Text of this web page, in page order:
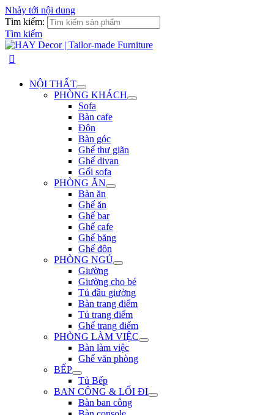
Nhảy tới nội dung
Tìm kiếm:
Tìm kiếm
NỘI THẤT
PHÒNG KHÁCH
Sofa
Bàn cafe
Đôn
Bàn góc
Ghế thư giãn
Ghế divan
Gối sofa
PHÒNG ĂN
Bàn ăn
Ghế ăn
Ghế bar
Ghế cafe
Ghế băng
Ghế đôn
PHÒNG NGỦ
Giường
Giường cho bé
Tủ đầu giường
Bàn trang điểm
Tủ trang điểm
Ghế trang điểm
PHÒNG LÀM VIỆC
Bàn làm việc
Ghế văn phòng
BẾP
Tủ Bếp
BAN CÔNG & LỐI ĐI
Bàn ban công